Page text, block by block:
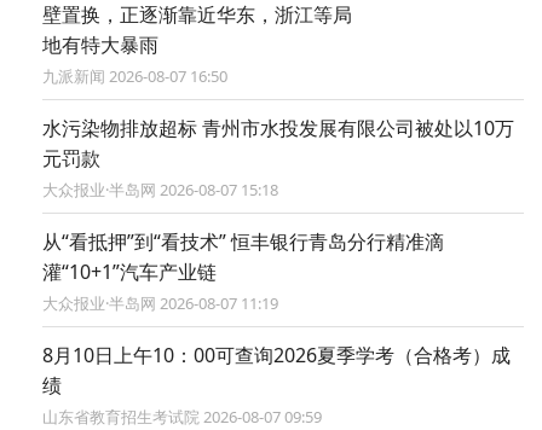
壁置换，正逐渐靠近华东，浙江等局
地有特大暴雨
九派新闻 2026-08-07 16:50
水污染物排放超标 青州市水投发展有限公司被处以10万
元罚款
大众报业·半岛网 2026-08-07 15:18
从“看抵押”到“看技术” 恒丰银行青岛分行精准滴
灌“10+1”汽车产业链
大众报业·半岛网 2026-08-07 11:19
8月10日上午10：00可查询2026夏季学考（合格考）成
绩
山东省教育招生考试院 2026-08-07 09:59